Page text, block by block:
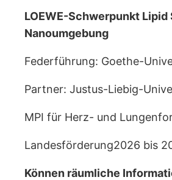
LOEWE-Schwerpunkt
Nanoumgebung
Federführung: Goethe-
Partner: Justus-Liebig-
MPI für Herz- und
Landesförderung2026 bis
Können räumliche